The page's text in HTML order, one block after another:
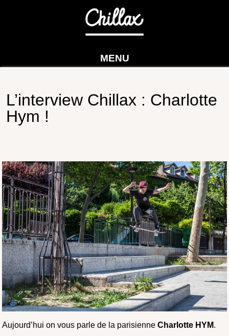
MENU
L’interview Chillax : Charlotte
Hym !
Aujourd’hui on vous parle de la parisienneCharlotte HYM.